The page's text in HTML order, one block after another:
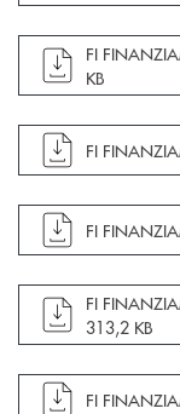
apre
FI
KB
apre
FI
apre
FI
apre
FI
313,2 KB
apre
FI